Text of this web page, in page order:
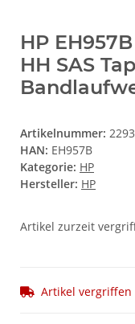
HP
HH SAS
Artikelnummer:
HAN: EH957B
Kategorie: HP
Hersteller: HP
Artikel zurzeit
Artikel vergriffen